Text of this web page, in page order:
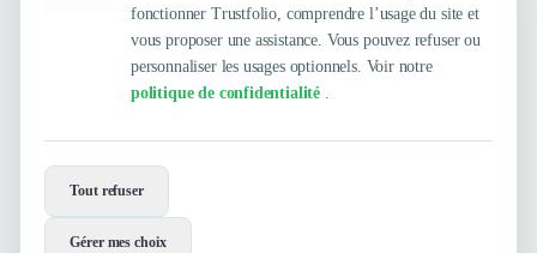
fonctionner Trustfolio, comprendre l’usage du site et
vous proposer une assistance. Vous pouvez refuser ou
personnaliser les usages optionnels. Voir notre
politique de confidentialité .
Tout refuser
Gérer mes choix